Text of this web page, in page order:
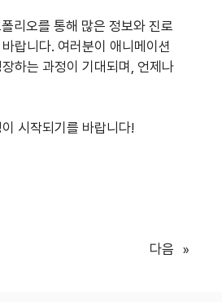
리오를 통해 많은 정보와 진로
랍니다. 여러분이 애니메이션
하는 과정이 기대되며, 언제나
시작되기를 바랍니다!
다음 »